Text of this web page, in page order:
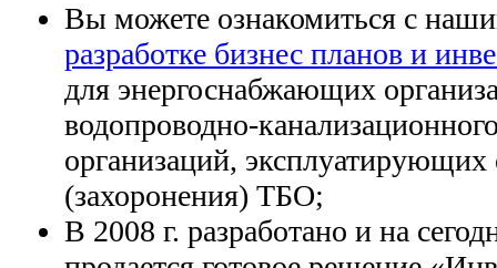
Вы можете ознакомиться с
разработке бизнес планов и
для энергоснабжающих
водопроводно-
организаций,
(захоронения) ТБО;
В 2008 г. разработано и на